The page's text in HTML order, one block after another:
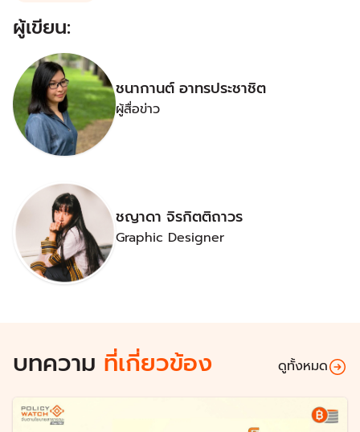
ผู้เขียน:
ชนากานต์ อาทรประชาชิต
ผู้สื่อข่าว
ชญาดา จิรกิตติถาวร
Graphic Designer
บทความ ที่เกี่ยวข้อง ดูทั้งหมด